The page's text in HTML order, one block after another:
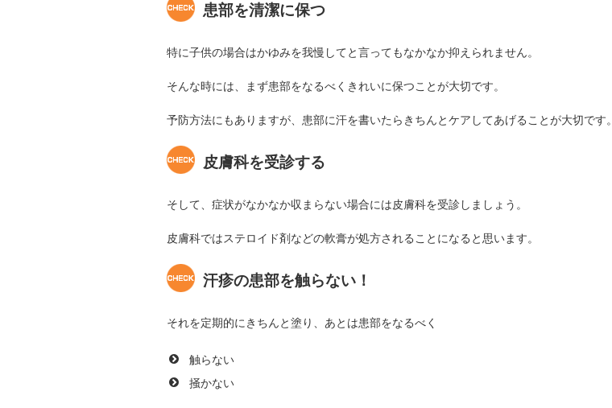
患部を清潔に保つ
特に子供の場合はかゆみを我慢してと言ってもなかなか抑えられません。
そんな時には、まず患部をなるべくきれいに保つことが大切です。
予防方法にもありますが、患部に汗を書いたらきちんとケアしてあげることが大切です。
皮膚科を受診する
そして、症状がなかなか収まらない場合には皮膚科を受診しましょう。
皮膚科ではステロイド剤などの軟膏が処方されることになると思います。
汗疹の患部を触らない！
それを定期的にきちんと塗り、あとは患部をなるべく
触らない
掻かない